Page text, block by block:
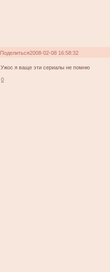
Поделиться2008-02-08 16:58:32
Ужос я ваще эти сериалы не помню
0